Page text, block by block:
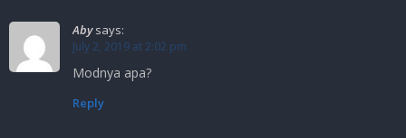
Aby says:
July 2, 2019 at 2:02 pm
Modnya apa?
Reply